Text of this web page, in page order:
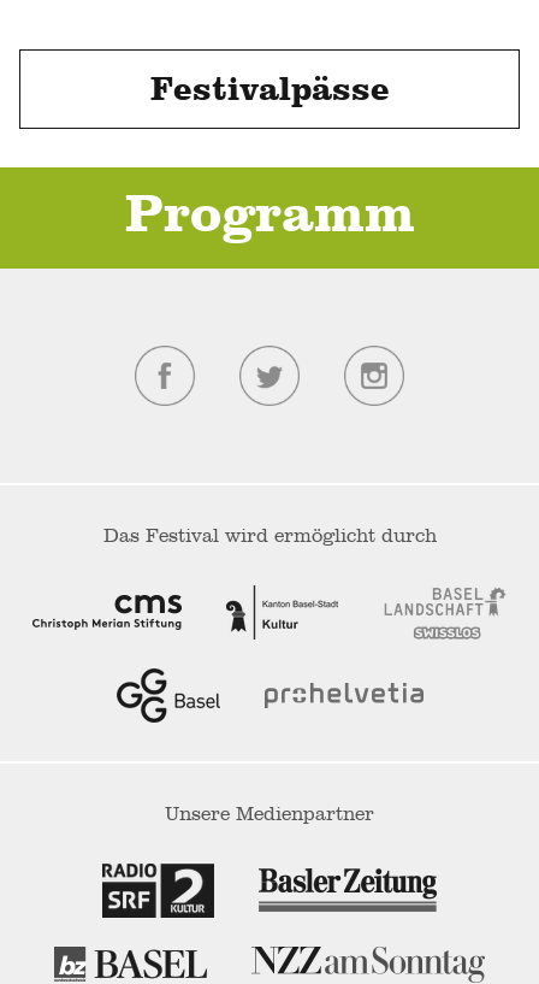
Festivalpässe
Programm
Das Festival wird ermöglicht durch
Unsere Medienpartner